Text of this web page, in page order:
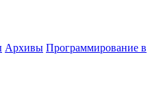
Архивы Программирование в